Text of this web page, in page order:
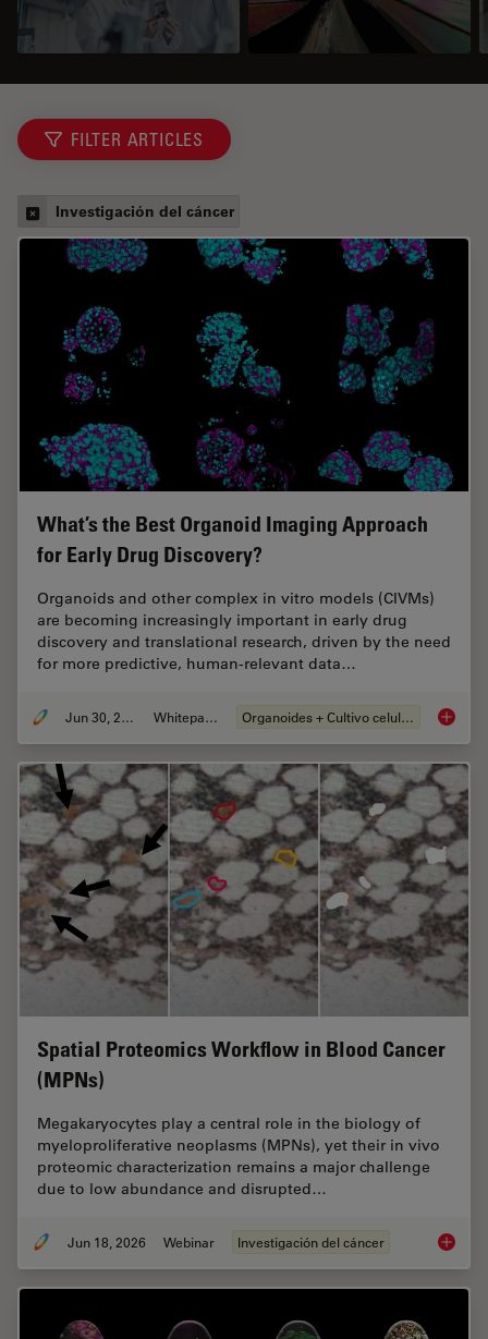
FILTER ARTICLES
Investigación del cáncer
What’s the Best Organoid Imaging Approach
for Early Drug Discovery?
Organoids and other complex in vitro models (CIVMs)
are becoming increasingly important in early drug
discovery and translational research, driven by the need
for more predictive, human-relevant data…
Jun 30, 2026 Whitepaper Organoides + Cultivo celular 3D
Spatial Proteomics Workflow in Blood Cancer
(MPNs)
Megakaryocytes play a central role in the biology of
myeloproliferative neoplasms (MPNs), yet their in vivo
proteomic characterization remains a major challenge
due to low abundance and disrupted…
Jun 18, 2026 Webinar Investigación del cáncer Spatial